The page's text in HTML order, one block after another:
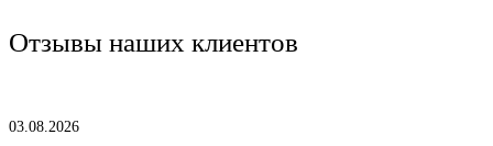
Отзывы наших клиентов
03.08.2026